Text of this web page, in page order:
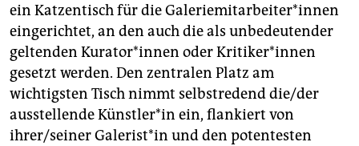
ein Katzentisch für die Galeriemitarbeiter*innen
eingerichtet, an den auch die als unbedeutender
geltenden Ku­ra­to­r*in­nen oder Kri­ti­ke­r*in­nen
gesetzt werden. Den zentralen Platz am
wichtigsten Tisch nimmt selbstredend die/der
ausstellende Künstler*in ein, flankiert von
ihrer/seiner Ga­le­ris­t*in und den potentesten